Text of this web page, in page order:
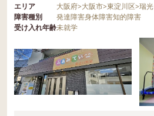
エリア 大阪府>大阪市>東淀川区>瑞光
障害種別
発達障害身体障害知的障害
受け入れ年齢未就学